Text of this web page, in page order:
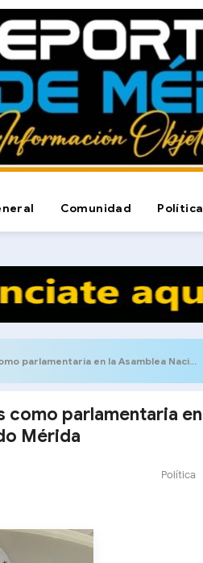
Comunidad Política
en la Asamblea Nacional por el estado Mérida
como parlamentaria en
Mérida
Política